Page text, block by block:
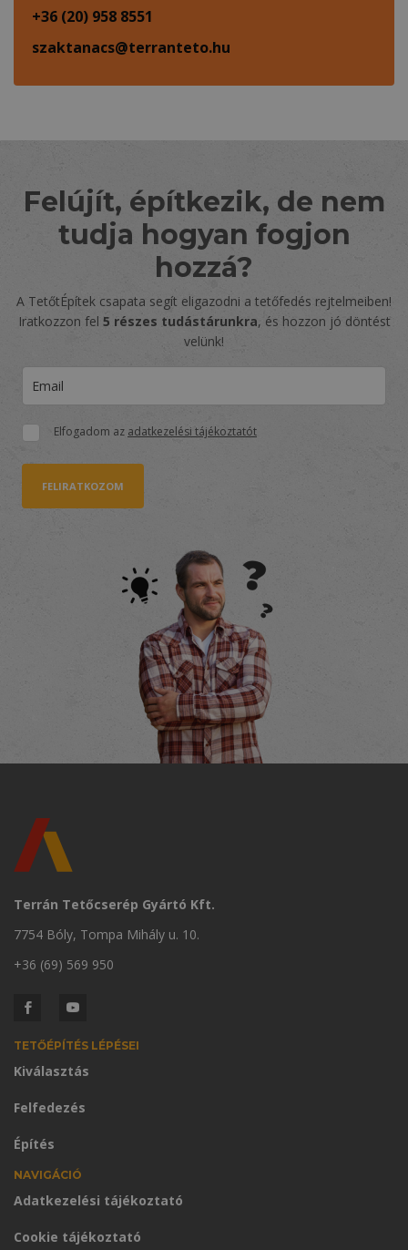
+36 (20) 958 8551
szaktanacs@terranteto.hu
Felújít, építkezik, de nem
tudja hogyan fogjon
hozzá?
A TetőtÉpítek csapata segít eligazodni a tetőfedés rejtelmeiben!
Iratkozzon fel 5 részes tudástárunkra, és hozzon jó döntést
velünk!
Elfogadom az adatkezelési tájékoztatót
FELIRATKOZOM
Terrán Tetőcserép Gyártó Kft.
7754 Bóly, Tompa Mihály u. 10.
+36 (69) 569 950
TETŐÉPÍTÉS LÉPÉSEI
Kiválasztás
Felfedezés
Építés
NAVIGÁCIÓ
Adatkezelési tájékoztató
Cookie tájékoztató